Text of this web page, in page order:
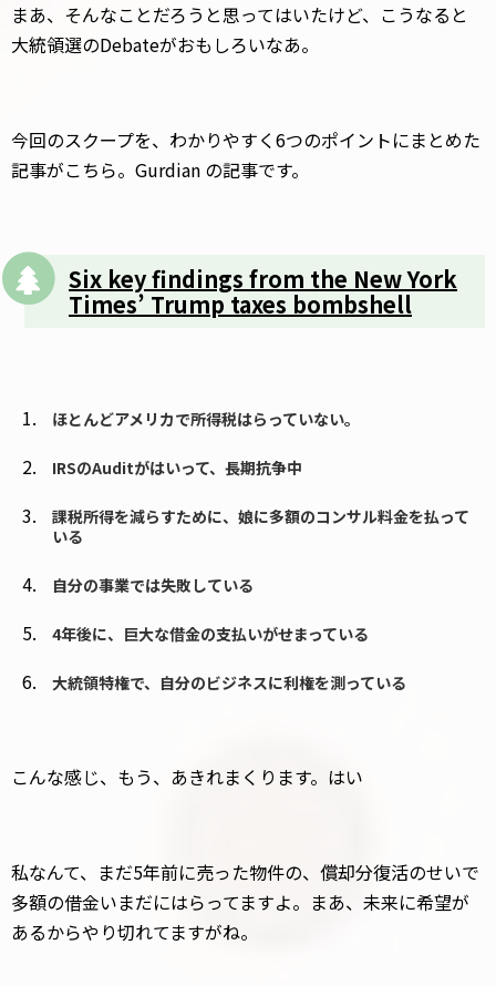
まあ、そんなことだろうと思ってはいたけど、こうなると
大統領選のDebateがおもしろいなあ。
今回のスクープを、わかりやすく6つのポイントにまとめた
記事がこちら。Gurdian の記事です。
Six key findings from the New York
Times’ Trump taxes bombshell
ほとんどアメリカで所得税はらっていない。
IRSのAuditがはいって、長期抗争中
課税所得を減らすために、娘に多額のコンサル料金を払って
いる
自分の事業では失敗している
4年後に、巨大な借金の支払いがせまっている
大統領特権で、自分のビジネスに利権を測っている
こんな感じ、もう、あきれまくります。はい
私なんて、まだ5年前に売った物件の、償却分復活のせいで
多額の借金いまだにはらってますよ。まあ、未来に希望が
あるからやり切れてますがね。